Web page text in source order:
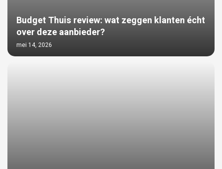
Budget Thuis review: wat zeggen klanten écht
over deze aanbieder?
mei 14, 2026